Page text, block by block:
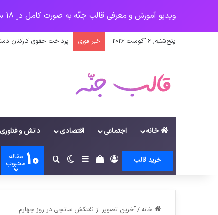
ویدیو آموزش و معرفی قالب جنّه به صورت کامل در 18 سرفصل
پنج‌شنبه, 6 آگوست 2026 خبر فوری پرداخت حقوق کارکنان دستگاه‌ها در سال ۱۴۰۰ منوط به
خانه اجتماعی اقتصادی دانش و فناوری
خرید قالب وروددیدن سبد خرید
سایدبارتغییر پوسته
جستجو برای
10 مقاله
محبوب
خانه /آخرين تصوير از نفتكش سانچي در روز چهارم